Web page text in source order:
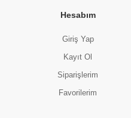
Hesabım
Giriş Yap
Kayıt Ol
Siparişlerim
Favorilerim